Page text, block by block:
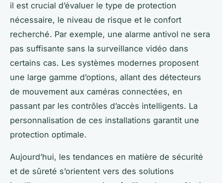
il est crucial d’évaluer le type de protection
nécessaire, le niveau de risque et le confort
recherché. Par exemple, une alarme antivol ne sera
pas suffisante sans la surveillance vidéo dans
certains cas. Les systèmes modernes proposent
une large gamme d’options, allant des détecteurs
de mouvement aux caméras connectées, en
passant par les contrôles d’accès intelligents. La
personnalisation de ces installations garantit une
protection optimale.
Aujourd’hui, les tendances en matière de sécurité
et de sûreté s’orientent vers des solutions